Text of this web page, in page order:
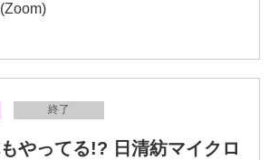
終了
もやってる!? 日清紡マイクロ